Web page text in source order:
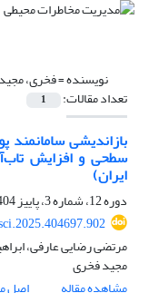
نویسنده =فخری، مجید
تعداد مقالات: 1
بازاندیشی
سطحی و افزایش
ایران)
دوره 12، شماره 3، پاییز 1404، صفحه
مرتضی رضایی عارفی،
مجید فخری